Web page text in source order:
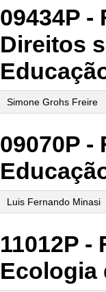
09434P -
Direitos
Simone Grohs Freire
09070P -
Luis Fernando Minasi
11012P -
Ecologia